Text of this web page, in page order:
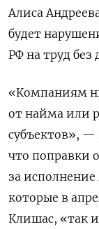
Алиса
будет
РФ на труд
«Компаниям
от найма или
субъектов», —
что поправки
за
которые в
Клишас, «так